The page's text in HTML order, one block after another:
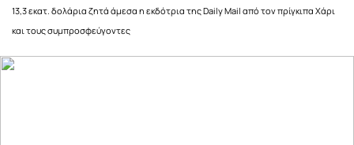
13,3 εκατ. δολάρια ζητά άμεσα η εκδότρια της Daily Mail από τον πρίγκιπα Χάρι
και τους συμπροσφεύγοντες